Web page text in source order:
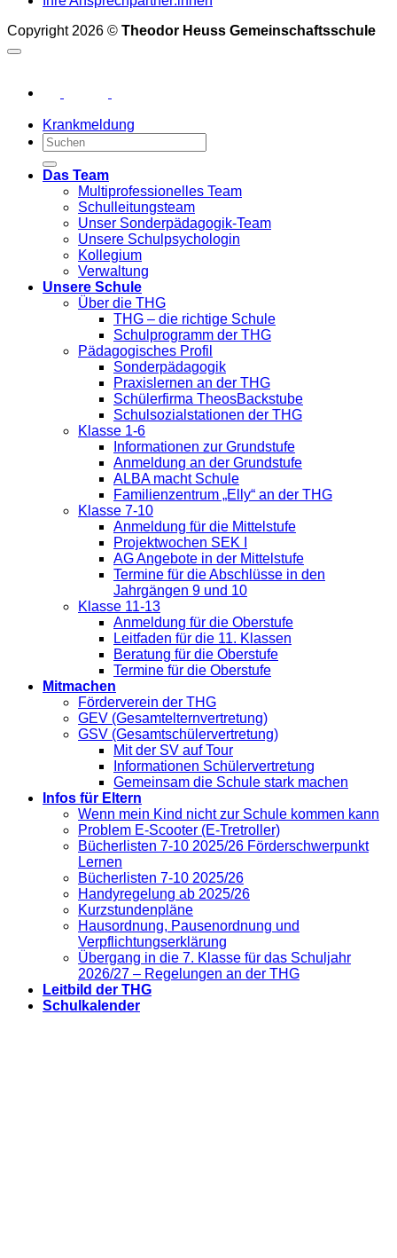
Copyright 2026 © Theodor Heuss Gemeinschaftsschule
Krankmeldung
Das Team
Multiprofessionelles Team
Schulleitungsteam
Unser Sonderpädagogik-Team
Unsere Schulpsychologin
Kollegium
Verwaltung
Unsere Schule
Über die THG
THG – die richtige Schule
Schulprogramm der THG
Pädagogisches Profil
Sonderpädagogik
Praxislernen an der THG
Schülerfirma TheosBackstube
Schulsozialstationen der THG
Klasse 1-6
Informationen zur Grundstufe
Anmeldung an der Grundstufe
ALBA macht Schule
Familienzentrum „Elly“ an der THG
Klasse 7-10
Anmeldung für die Mittelstufe
Projektwochen SEK I
AG Angebote in der Mittelstufe
Termine für die Abschlüsse in den
Jahrgängen 9 und 10
Klasse 11-13
Anmeldung für die Oberstufe
Leitfaden für die 11. Klassen
Beratung für die Oberstufe
Termine für die Oberstufe
Mitmachen
Förderverein der THG
GEV (Gesamtelternvertretung)
GSV (Gesamtschülervertretung)
Mit der SV auf Tour
Informationen Schülervertretung
Gemeinsam die Schule stark machen
Infos für Eltern
Wenn mein Kind nicht zur Schule kommen kann
Problem E-Scooter (E-Tretroller)
Bücherlisten 7-10 2025/26 Förderschwerpunkt
Lernen
Bücherlisten 7-10 2025/26
Handyregelung ab 2025/26
Kurzstundenpläne
Hausordnung, Pausenordnung und
Verpflichtungserklärung
Übergang in die 7. Klasse für das Schuljahr
2026/27 – Regelungen an der THG
Leitbild der THG
Schulkalender